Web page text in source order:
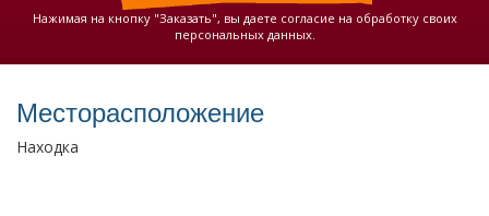
Нажимая на кнопку "Заказать", вы даете согласие на обработку своих
персональных данных.
Месторасположение
Находка